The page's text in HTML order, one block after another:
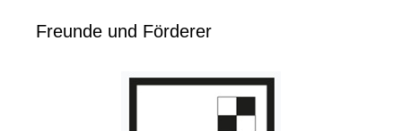
Freunde und Förderer